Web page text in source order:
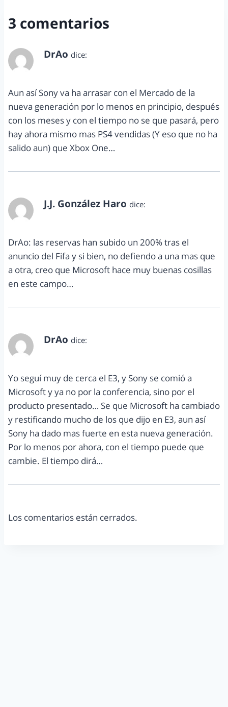
3 comentarios
DrAo dice:
Aun así Sony va ha arrasar con el Mercado de la
nueva generación por lo menos en principio, después
con los meses y con el tiempo no se que pasará, pero
hay ahora mismo mas PS4 vendidas (Y eso que no ha
salido aun) que Xbox One…
J.J. González Haro dice:
DrAo: las reservas han subido un 200% tras el
anuncio del Fifa y si bien, no defiendo a una mas que
a otra, creo que Microsoft hace muy buenas cosillas
en este campo…
DrAo dice:
Yo seguí muy de cerca el E3, y Sony se comió a
Microsoft y ya no por la conferencia, sino por el
producto presentado… Se que Microsoft ha cambiado
y restificando mucho de los que dijo en E3, aun así
Sony ha dado mas fuerte en esta nueva generación.
Por lo menos por ahora, con el tiempo puede que
cambie. El tiempo dirá…
Los comentarios están cerrados.